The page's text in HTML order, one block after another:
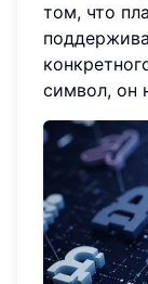
том, что
символ, он